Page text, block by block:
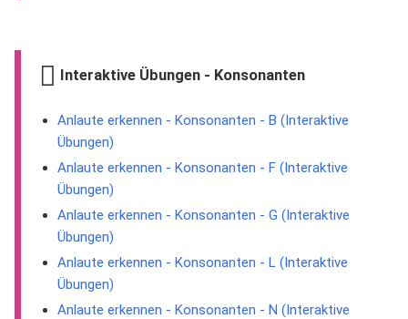
Interaktive Übungen - Konsonanten
Anlaute erkennen - Konsonanten - B (Interaktive
Übungen)
Anlaute erkennen - Konsonanten - F (Interaktive
Übungen)
Anlaute erkennen - Konsonanten - G (Interaktive
Übungen)
Anlaute erkennen - Konsonanten - L (Interaktive
Übungen)
Anlaute erkennen - Konsonanten - N (Interaktive